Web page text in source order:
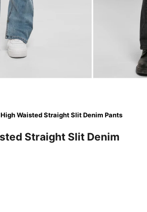
High Waisted Straight Slit Denim Pants
Straight Slit Denim